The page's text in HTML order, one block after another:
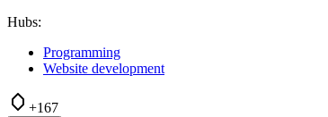
Hubs:
Programming
Website development
+167